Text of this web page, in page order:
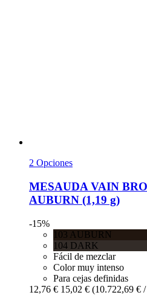
2 Opciones
MESAUDA VAIN
AUBURN (1,19 g)
-15%
103 AUBURN
104 DARK
Fácil de mezclar
Color muy intenso
Para cejas definidas
12,76 € 15,02 € (10.722,69 €